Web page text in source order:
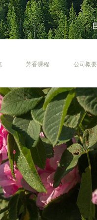
芳香课程 公司概要